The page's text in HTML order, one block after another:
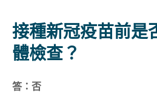
接種新冠疫苗前是
體檢查？
答：否